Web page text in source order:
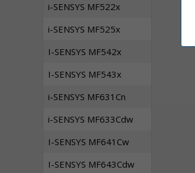
i-SENSYS MF522x
i-SENSYS MF525x
I-SENSYS MF542x
I-SENSYS MF543x
i-SENSYS MF631Cn
i-SENSYS MF633Cdw
I-SENSYS MF641Cw
I-SENSYS MF643Cdw